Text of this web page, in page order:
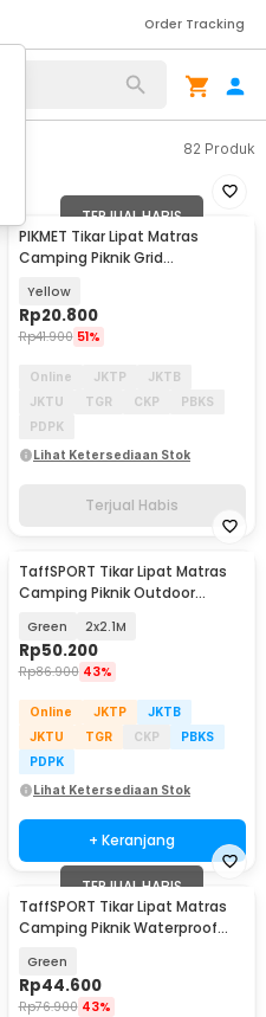
Order Tracking
82 Produk
TERJUAL HABIS
PIKMET Tikar Lipat Matras
Camping Piknik Grid
PK200
Yellow
Rp20.800
Rp41.900 51%
Online JKTP
JKTB
JKTU
TGR CKP
PBKS
PDPK
Lihat Ketersediaan Stok
Terjual Habis
TaffSPORT Tikar Lipat Matras
Camping Piknik Outdoor
Green 2x2.1M
Rp50.200
Rp86.900 43%
Online JKTP
JKTB
JKTU
TGR CKP
PBKS
PDPK
Lihat Ketersediaan Stok
+ Keranjang
TERJUAL HABIS
TaffSPORT Tikar Lipat Matras
Camping Piknik Waterproof
Green
Rp44.600
Rp76.900 43%